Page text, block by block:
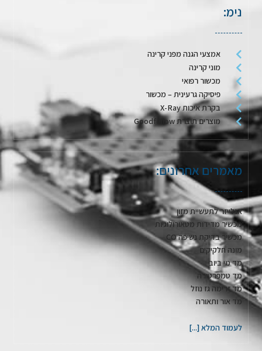
נימ:
אמצעי הגנה מפני קרינה
מוני קרינה
מכשור רפואי
פיסיקה גרעינית – מכשור
בקרת איכות X-Ray
מוצרים תוצרת Goodfellow
מאמרים אחרונים:
אנלייזר לתעשיית מזון
מכשיר מדידות מטאורולוגיות
מכשיר בדיקת נשיפה CO
מונה חלקיקים
מד מי ביוב
מד טמפרטורה
מד זרימה גז נוזל
מד אור ותאורה
לעמוד המלא [...]